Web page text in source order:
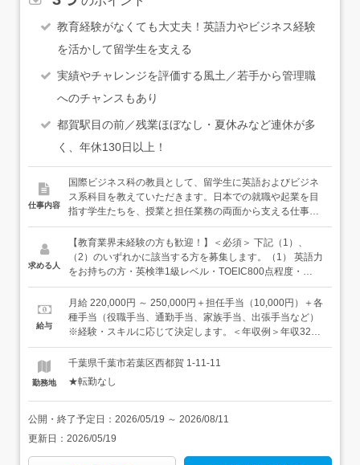
教育経験がなくても大丈夫！英語力やビジネス経験
を活かして留学生を支える
実績やチャレンジを評価する風土／若手から管理職
へのチャンスもあり
都賀駅目の前／残業ほぼなし・夏休みなど連休が多
く、年休130日以上！
仕事内容
国際ビジネス科の教員として、留学生に英語およびビジネ
ス系科目を教えていただきます。日本での就職や起業を目
指す学生たちを、授業と担任業務の両面から支える仕事で
す。＜担当する授業＞国際ビジネス科の「国際ビジネスコ
ース」「ロジスティクスマネジメントコース」で、下記の
ような科目を、あなたの強みに合わせて担当いただきま
す。・英語（リーディング、ライティング、コミュニケー
など）＜入職後は…＞先輩職員の授業の見学・副担任から
スタートしていただきます。一部授業の担当から徐々に業
務内容を広げていきます。「まず、やってみましょう！」
躍しています。＜慣れてきたら…＞クラス担任として、学
生指導・進路相談・就職支援・イベント企画・保護者対応
も担当いただきます。★ビジネス系科目は、学生が実際に
ビジネスを企画・運営する実践的な授業も多く、実務経験
のある方は活かせます。★ネパール語・ベトナム語が話せ
フォローします。★イベントが豊富なのが当校の特徴。学
生と一緒に楽しみながら企画・運営を行えます。
求める人
【教育業界未経験の方も歓迎！】＜必須＞ 下記（1）、
（2）のいずれかに該当する方を募集します。（1） 英語力
をお持ちの方・英検準1級レベル・TOEIC800点程度・
IELTS（アカデミック）6.0相当・上記に相応する留学経験
／海外駐在経験のいずれかお持ちの方（2） ビジネス系の
実務経験をお持ちの方・マーケティング、マネジメントな
どの実務経験がある方＜歓迎＞・教育現場での指導経験
いことにチャレンジし続けることが好きな方・多様な文化
給与
月給 220,000円 ～ 250,000円＋担任手当（10,000円）＋各
種手当（役職手当、通勤手当、家族手当、出張手当など）
※経験・スキルに応じて決定します。＜年収例＞年収320
万円／入社1年目年収420万円／入社5年目年収640万円／
入社10年目
勤務地
千葉県千葉市若葉区西都賀 1-11-11
★転勤なし
公開・終了予定日： 2026/05/19 ～ 2026/08/11
更新日： 2026/05/19